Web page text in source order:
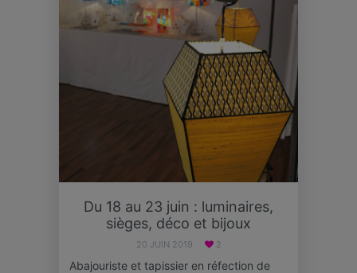
Du 18 au 23 juin : luminaires,
sièges, déco et bijoux
20 JUIN 2019 2
Abajouriste et tapissier en réfection de